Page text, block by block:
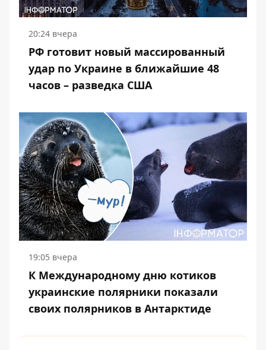
20:24 вчера
РФ готовит новый массированный
удар по Украине в ближайшие 48
часов – разведка США
19:05 вчера
К Международному дню котиков
украинские полярники показали
своих полярников в Антарктиде